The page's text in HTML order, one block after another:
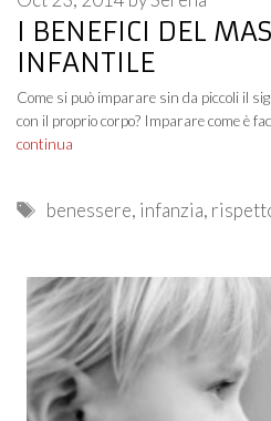
I BENEFICI DEL
INFANTILE
Come si può imparare sin da piccoli il
con il proprio corpo? Imparare come è
continua
Tags
benessere, infanzia,